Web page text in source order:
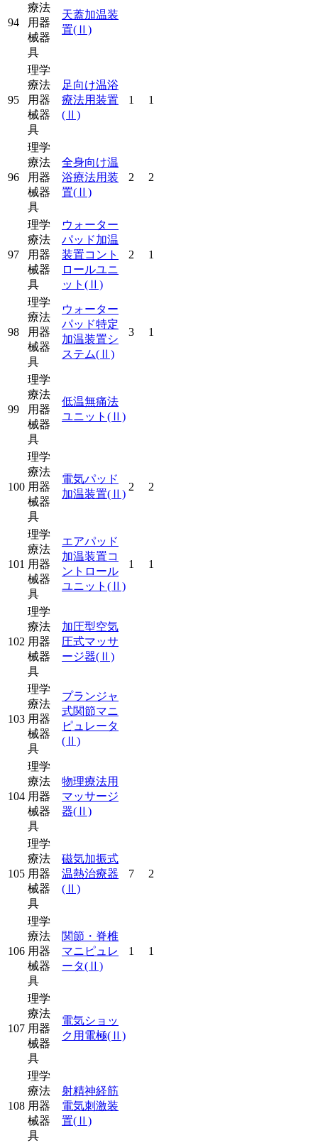
94
療法
用器
械器
具
天蓋加温装
置(Ⅱ)
95
理学
療法
用器
械器
具
足向け温浴
療法用装置
(Ⅱ)
1 1
96
理学
療法
用器
械器
具
全身向け温
浴療法用装
置(Ⅱ)
2 2
97
理学
療法
用器
械器
具
ウォーター
パッド加温
装置コント
ロールユニ
ット (Ⅱ)
2 1
98
理学
療法
用器
械器
具
ウォーター
パッド特定
加温装置シ
ステム(Ⅱ)
3 1
99
理学
療法
用器
械器
具
低温無痛法
ユニット (Ⅱ)
100
理学
療法
用器
械器
具
電気パッド
加温装置(Ⅱ)
2 2
101
理学
療法
用器
械器
具
エアパッド
加温装置コ
ントロール
ユニット (Ⅱ)
1 1
102
理学
療法
用器
械器
具
加圧型空気
圧式マッサ
ージ器(Ⅱ)
103
理学
療法
用器
械器
具
プランジャ
式関節マニ
ピュレータ
(Ⅱ)
104
理学
療法
用器
械器
具
物理療法用
マッサージ
器(Ⅱ)
105
理学
療法
用器
械器
具
磁気加振式
温熱治療器
(Ⅱ)
7 2
106
理学
療法
用器
械器
具
関節・脊椎
マニピュレ
ータ(Ⅱ)
1 1
107
理学
療法
用器
械器
具
電気ショッ
ク用電極(Ⅱ)
108
理学
療法
用器
械器
具
射精神経筋
電気刺激装
置(Ⅱ)